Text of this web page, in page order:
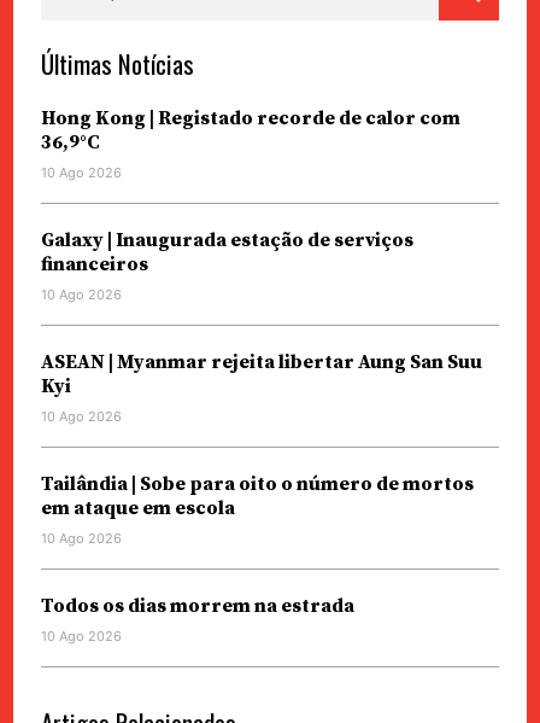
Últimas Notícias
Hong Kong | Registado recorde de calor com
36,9°C
10 Ago 2026
Galaxy | Inaugurada estação de serviços
financeiros
10 Ago 2026
ASEAN | Myanmar rejeita libertar Aung San Suu
Kyi
10 Ago 2026
Tailândia | Sobe para oito o número de mortos
em ataque em escola
10 Ago 2026
Todos os dias morrem na estrada
10 Ago 2026